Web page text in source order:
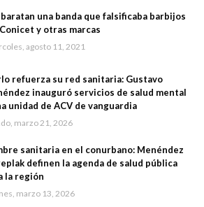
una banda que falsificaba barbijos
y otras marcas
agosto 11, 2021
refuerza su red sanitaria: Gustavo
inauguró servicios de salud mental
unidad de ACV de vanguardia
marzo 21, 2026
sanitaria en el conurbano: Menéndez
definen la agenda de salud pública
la región
marzo 13, 2026